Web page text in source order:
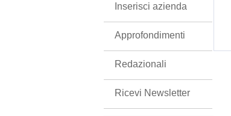
Inserisci azienda
Approfondimenti
Redazionali
Ricevi Newsletter